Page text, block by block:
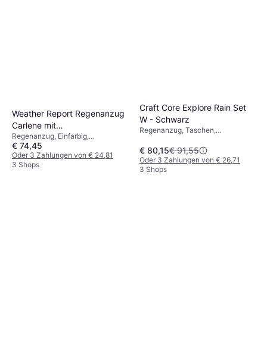
Weather Report Regenanzug
Carlene mit
Umweltfreundlicher
Beschichtung - Braun
Regenanzug, Einfarbig,
Innentasche, Kapuze, Taschen,
Winddicht, Reflektoren,
Wasserdicht
€ 74,45
Oder 3 Zahlungen von € 24,81
3 Shops
Craft Core Explore Rain Set
W - Schwarz
Regenanzug, Taschen,
€ 80,15€ 91,55
Oder 3 Zahlungen von € 26,71
3 Shops